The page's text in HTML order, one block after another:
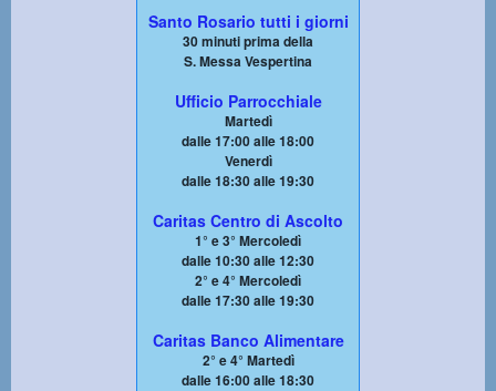
Santo Rosario tutti i giorni
30 minuti prima della
S. Messa Vespertina
Ufficio Parrocchiale
Martedì
dalle 17:00 alle 18:00
Venerdì
dalle 18:30 alle 19:30
Caritas Centro di Ascolto
1° e 3° Mercoledì
dalle 10:30 alle 12:30
2° e 4° Mercoledì
dalle 17:30 alle 19:30
Caritas Banco Alimentare
2° e 4° Martedì
dalle 16:00 alle 18:30